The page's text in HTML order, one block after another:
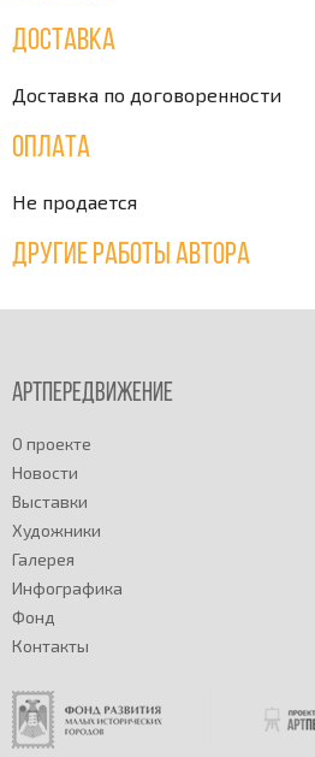
Доставка
Доставка по договоренности
Оплата
Не продается
Другие работы автора
Артпередвижение
О проекте
Новости
Выставки
Художники
Галерея
Инфографика
Фонд
Контакты